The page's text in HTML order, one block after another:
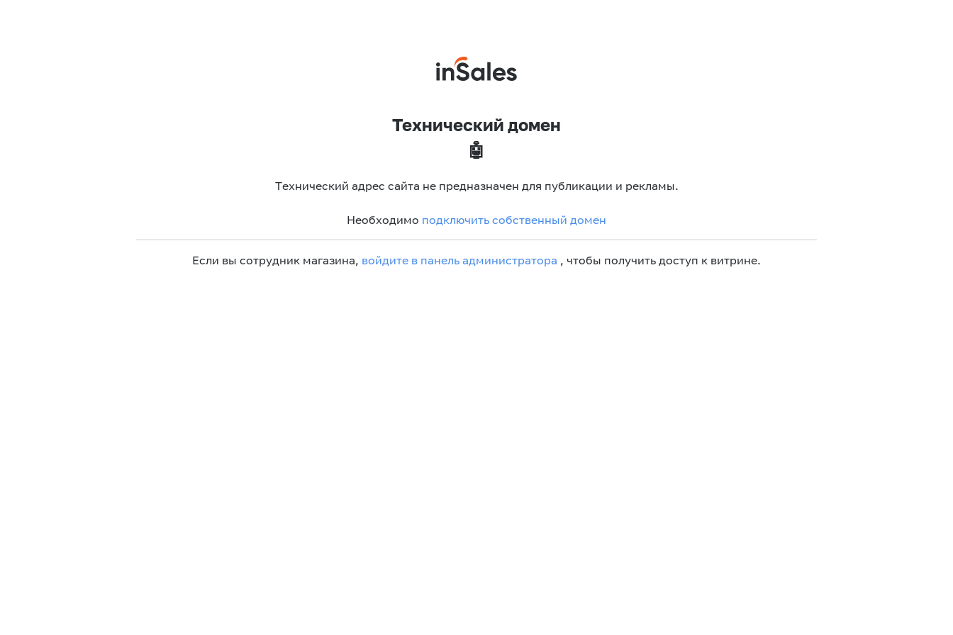
Технический домен
🤖
Технический адрес сайта не предназначен для публикации и рекламы.
Необходимо подключить собственный домен
Если вы сотрудник магазина, войдите в панель администратора , чтобы получить доступ к витрине.